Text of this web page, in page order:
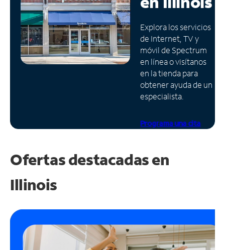
Administrar
cuenta
Encuentra
una
tienda
Explora los servicios
de Internet, TV y
móvil de Spectrum
en línea o visítanos
en la tienda para
obtener ayuda de un
especialista.
Programa una cita
Ofertas destacadas en
Illinois